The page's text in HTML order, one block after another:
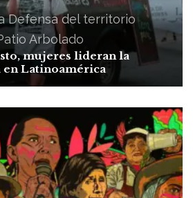
Defensa del territorio
Arbolado
mujeres lideran la
en Latinoamérica